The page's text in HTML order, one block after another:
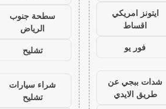
ايتونز امريكي
اقساط
فور يو
شدات ببجي عن
طريق الايدي
سطحة جنوب
الرياض
تشليح
شراء سيارات
تشليح